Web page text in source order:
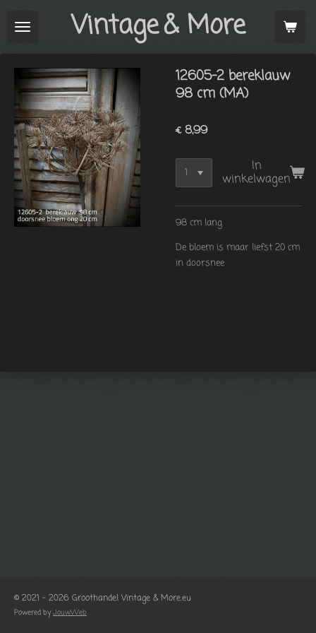
direct
hoofdinhoud
Vintage& More
12605-2 bereklauw
98 cm (MA)
€ 8,99
In
winkelwagen
98 cm lang
De bloem is maar liefst 20 cm
in doorsnee
© 2021 - 2026 Groothandel Vintage & More.eu
Powered by JouwWeb